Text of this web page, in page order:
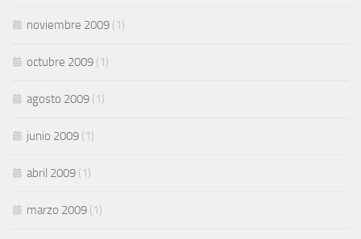
noviembre 2009 (1)
octubre 2009 (1)
agosto 2009 (1)
junio 2009 (1)
abril 2009 (1)
marzo 2009 (1)